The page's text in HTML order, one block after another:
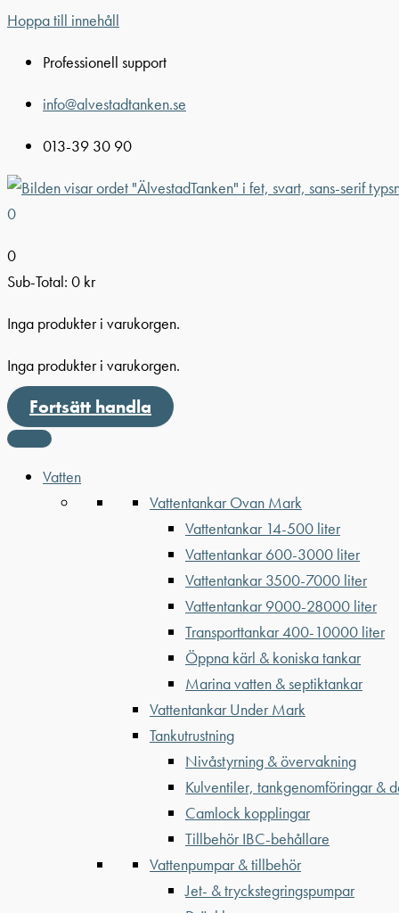
Hoppa till innehåll
Professionell support
info@alvestadtanken.se
013-39 30 90
0
0
Sub-Total: 0 kr
Inga produkter i varukorgen.
Inga produkter i varukorgen.
Fortsätt handla
Vatten
Vattentankar Ovan Mark
Vattentankar 14-500 liter
Vattentankar 600-3000 liter
Vattentankar 3500-7000 liter
Vattentankar 9000-28000 liter
Transporttankar 400-10000 liter
Öppna kärl & koniska tankar
Marina vatten & septiktankar
Vattentankar Under Mark
Tankutrustning
Nivåstyrning & övervakning
Kulventiler, tankgenomföringar &
Camlock kopplingar
Tillbehör IBC-behållare
Vattenpumpar & tillbehör
Jet- & tryckstegringspumpar